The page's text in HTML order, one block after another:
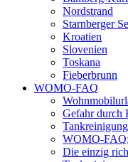
Nordstrand
Starnberger
Kroatien
Slovenien
Toskana
Fieberbrunn
WOMO-FAQ
Gefahr durch
WOMO-FAQ:
Die einzig